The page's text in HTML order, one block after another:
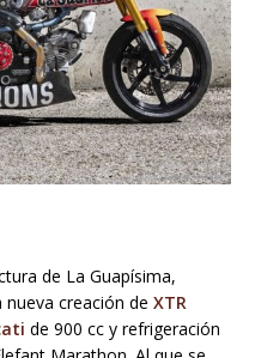
de La Guapísima,
creación de XTR
de 900 cc y refrigeración